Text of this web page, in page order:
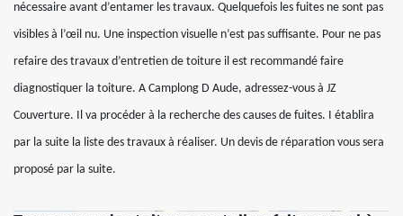
nécessaire avant d’entamer les travaux. Quelquefois les fuites ne sont pas
visibles à l’œil nu. Une inspection visuelle n’est pas suffisante. Pour ne pas
refaire des travaux d’entretien de toiture il est recommandé faire
diagnostiquer la toiture. A Camplong D Aude, adressez-vous à JZ
Couverture. Il va procéder à la recherche des causes de fuites. I établira
par la suite la liste des travaux à réaliser. Un devis de réparation vous sera
proposé par la suite.